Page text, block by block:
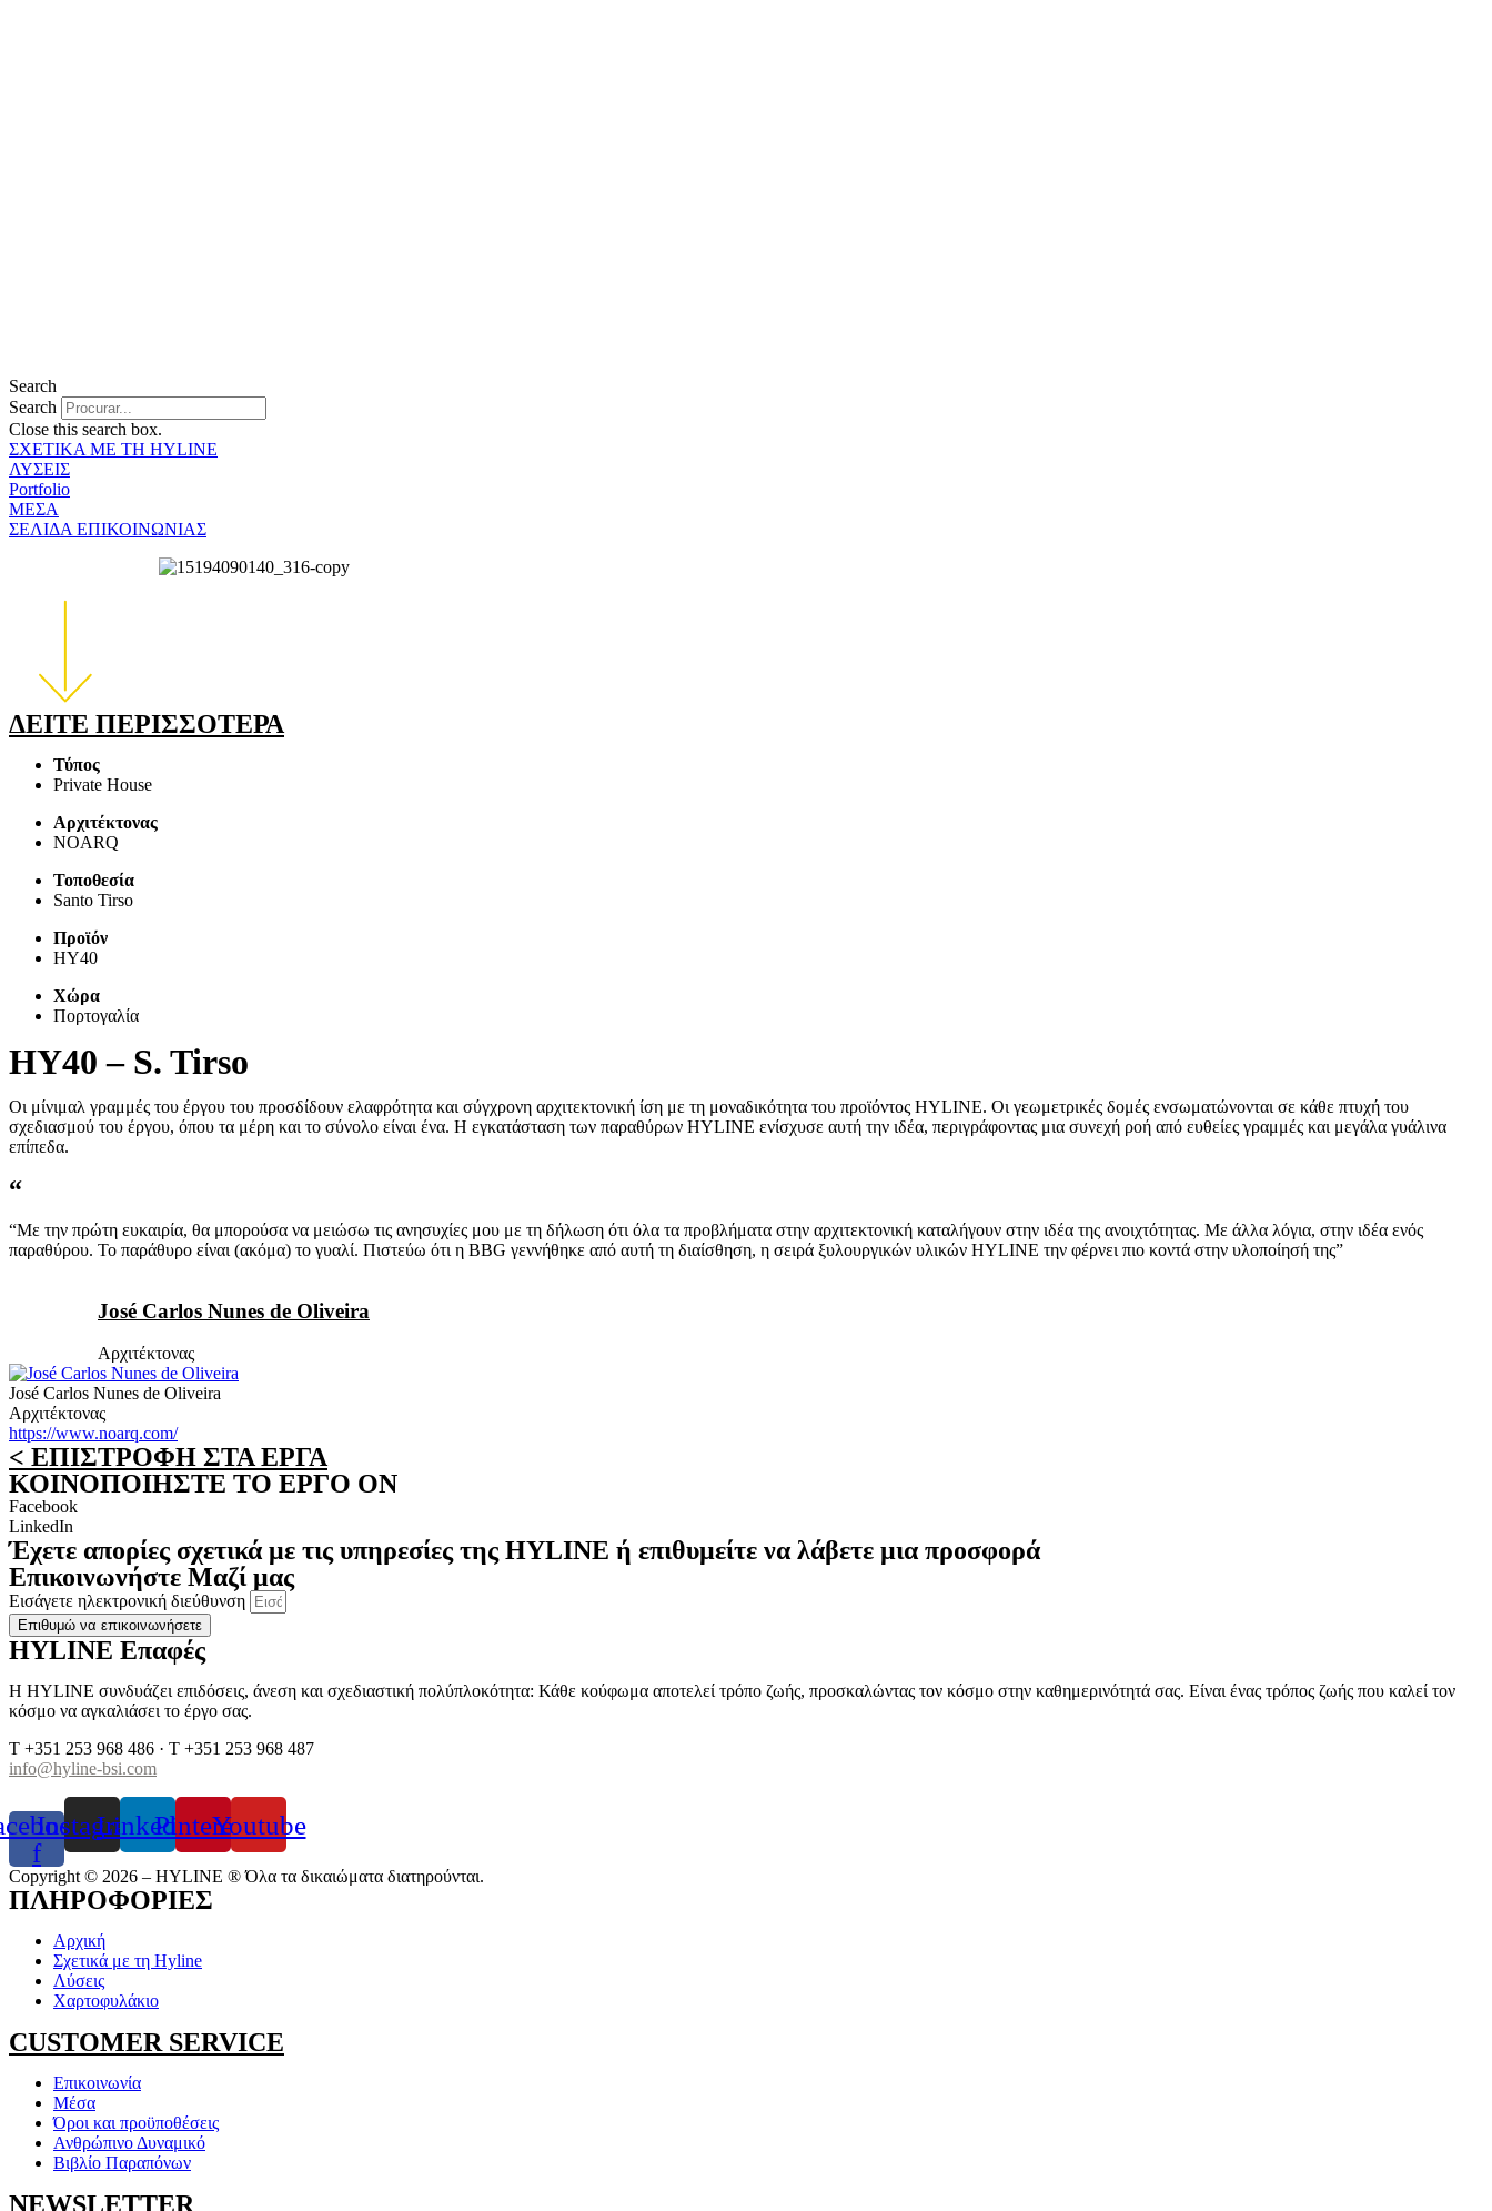
Search
Search
Close this search box.
ΣΧΕΤΙΚΑ ΜΕ ΤΗ HYLINE
ΛΥΣΕΙΣ
Portfolio
ΜΕΣΑ
ΣΕΛΙΔΑ ΕΠΙΚΟΙΝΩΝΙΑΣ
ΔΕΙΤΕ ΠΕΡΙΣΣΟΤΕΡΑ
Τύπος
Private House
Αρχιτέκτονας
NOARQ
Τοποθεσία
Santo Tirso
Προϊόν
HY40
Χώρα
Πορτογαλία
HY40 – S. Tirso
Οι μίνιμαλ γραμμές του έργου του προσδίδουν ελαφρότητα και σύγχρονη αρχιτεκτονική ίση με τη μοναδικότητα του προϊόντος HYLINE. Οι γεωμετρικές δομές ενσωματώνονται σε κάθε πτυχή του
σχεδιασμού του έργου, όπου τα μέρη και το σύνολο είναι ένα. Η εγκατάσταση των παραθύρων HYLINE ενίσχυσε αυτή την ιδέα, περιγράφοντας μια συνεχή ροή από ευθείες γραμμές και μεγάλα γυάλινα
επίπεδα.
“
“Με την πρώτη ευκαιρία, θα μπορούσα να μειώσω τις ανησυχίες μου με τη δήλωση ότι όλα τα προβλήματα στην αρχιτεκτονική καταλήγουν στην ιδέα της ανοιχτότητας. Με άλλα λόγια, στην ιδέα ενός
παραθύρου. Το παράθυρο είναι (ακόμα) το γυαλί. Πιστεύω ότι η BBG γεννήθηκε από αυτή τη διαίσθηση, η σειρά ξυλουργικών υλικών HYLINE την φέρνει πιο κοντά στην υλοποίησή της”
José Carlos Nunes de Oliveira
Αρχιτέκτονας
José Carlos Nunes de Oliveira
Αρχιτέκτονας
https://www.noarq.com/
< ΕΠΙΣΤΡΟΦΗ ΣΤΑ ΕΡΓΑ
ΚΟΙΝΟΠΟΙΗΣΤΕ ΤΟ ΕΡΓΟ ON
Facebook
LinkedIn
Έχετε απορίες σχετικά με τις υπηρεσίες της ΗYLINE ή επιθυμείτε να λάβετε μια προσφορά
Επικοινωνήστε Μαζί μας
Εισάγετε ηλεκτρονική διεύθυνση
Επιθυμώ να επικοινωνήσετε
HYLINE Επαφές
H HYLINE συνδυάζει επιδόσεις, άνεση και σχεδιαστική πολύπλοκότητα: Κάθε κούφωμα αποτελεί τρόπο ζωής, προσκαλώντας τον κόσμο στην καθημερινότητά σας. Είναι ένας τρόπος ζωής που καλεί τον
κόσμο να αγκαλιάσει το έργο σας.
T +351 253 968 486 · T +351 253 968 487
info@hyline-bsi.com
f
InstagramLinkedinPinterestYoutube
Copyright © 2026 – HYLINE ® Όλα τα δικαιώματα διατηρούνται.
ΠΛΗΡΟΦΟΡΙΕΣ
Αρχική
Σχετικά με τη Hyline
Λύσεις
Χαρτοφυλάκιο
CUSTOMER SERVICE
Επικοινωνία
Μέσα
Όροι και προϋποθέσεις
Ανθρώπινο Δυναμικό
Βιβλίο Παραπόνων
NEWSLETTER